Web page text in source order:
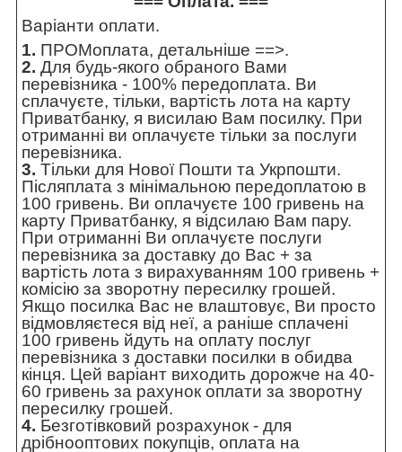
Варіанти оплати.
1. ПРОМоплата, детальніше ==>.
2. Для будь-якого обраного Вами
перевізника - 100% передоплата. Ви
сплачуєте, тільки, вартість лота на карту
Приватбанку, я висилаю Вам посилку. При
отриманні ви оплачуєте тільки за послуги
перевізника.
3. Тільки для Нової Пошти та Укрпошти.
Післяплата з мінімальною передоплатою в
100 гривень. Ви оплачуєте 100 гривень на
карту Приватбанку, я відсилаю Вам пару.
При отриманні Ви оплачуєте послуги
перевізника за доставку до Вас + за
вартість лота з вирахуванням 100 гривень +
комісію за зворотну пересилку грошей.
Якщо посилка Вас не влаштовує, Ви просто
відмовляєтеся від неї, а раніше сплачені
100 гривень йдуть на оплату послуг
перевізника з доставки посилки в обидва
кінця. Цей варіант виходить дорожче на 40-
60 гривень за рахунок оплати за зворотну
пересилку грошей.
4. Безготівковий розрахунок - для
дрібнооптових покупців, оплата на